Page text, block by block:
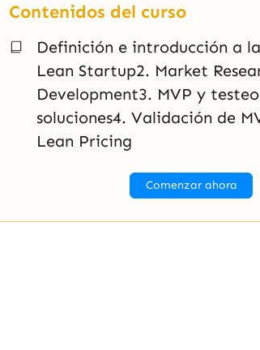
Contenidos del curso
Definición e introducción a
Lean Startup2. Market
Development3. MVP y
soluciones4. Validación de
Lean Pricing
Comenzar ahora